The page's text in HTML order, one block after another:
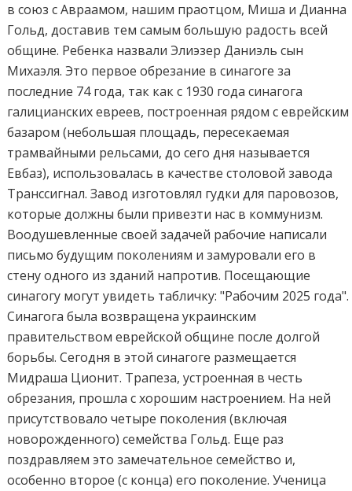
в союз с Авраамом, нашим праотцом, Миша и Дианна
Гольд, доставив тем самым большую радость всей
общине. Ребенка назвали Элиэзер Даниэль сын
Михаэля. Это первое обрезание в синагоге за
последние 74 года, так как с 1930 года синагога
галицианских евреев, построенная рядом с еврейским
базаром (небольшая площадь, пересекаемая
трамвайными рельсами, до сего дня называется
Евбаз), использовалась в качестве столовой завода
Транссигнал. Завод изготовлял гудки для паровозов,
которые должны были привезти нас в коммунизм.
Воодушевленные своей задачей рабочие написали
письмо будущим поколениям и замуровали его в
стену одного из зданий напротив. Посещающие
синагогу могут увидеть табличку: "Рабочим 2025 года".
Синагога была возвращена украинским
правительством еврейской общине после долгой
борьбы. Сегодня в этой синагоге размещается
Мидраша Ционит. Трапеза, устроенная в честь
обрезания, прошла с хорошим настроением. На ней
присутствовало четыре поколения (включая
новорожденного) семейства Гольд. Еще раз
поздравляем это замечательное семейство и,
особенно второе (с конца) его поколение. Ученица